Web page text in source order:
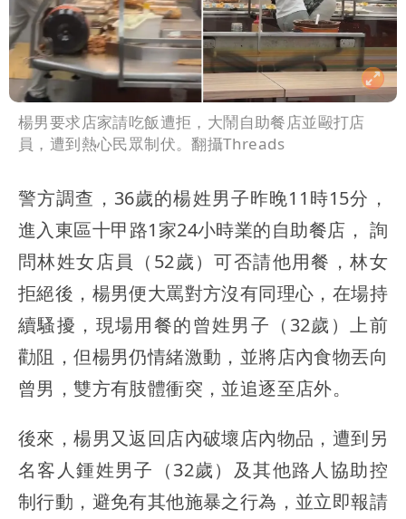
楊男要求店家請吃飯遭拒，大鬧自助餐店並毆打店
員，遭到熱心民眾制伏。翻攝Threads
警方調查，36歲的楊姓男子昨晚11時15分，
進入東區十甲路1家24小時業的自助餐店， 詢
問林姓女店員（52歲）可否請他用餐，林女
拒絕後，楊男便大罵對方沒有同理心，在場持
續騷擾，現場用餐的曾姓男子（32歲）上前
勸阻，但楊男仍情緒激動，並將店內食物丟向
曾男，雙方有肢體衝突，並追逐至店外。
後來，楊男又返回店內破壞店內物品，遭到另
名客人鍾姓男子（32歲）及其他路人協助控
制行動，避免有其他施暴之行為，並立即報請